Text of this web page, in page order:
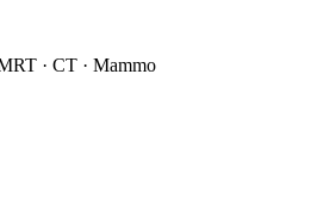
· CT · Mammo